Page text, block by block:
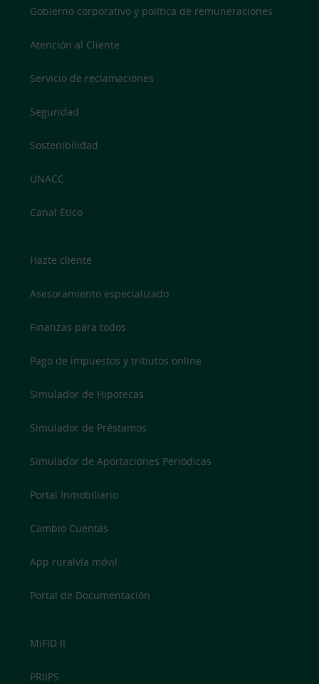
Gobierno corporativo y política de remuneraciones
Atención al Cliente
Servicio de reclamaciones
Seguridad
Sostenibilidad
UNACC
Canal Ético
Hazte cliente
Asesoramiento especializado
Finanzas para todos
Pago de impuestos y tributos online
Simulador de Hipotecas
Simulador de Préstamos
Simulador de Aportaciones Periódicas
Portal Inmobiliario
Cambio Cuentas
App ruralvía móvil
Portal de Documentación
MiFID II
PRIIPS